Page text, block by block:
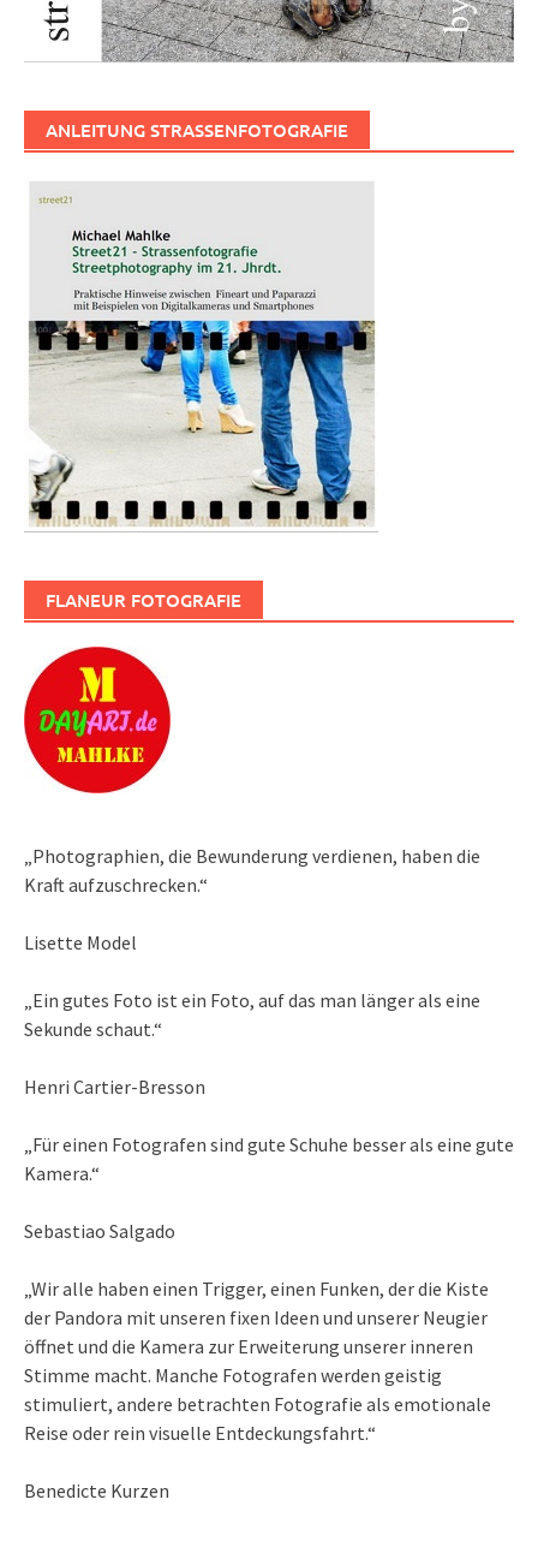
ANLEITUNG STRASSENFOTOGRAFIE
FLANEUR FOTOGRAFIE
„Photographien, die Bewunderung verdienen, haben die
Kraft aufzuschrecken.“
Lisette Model
„Ein gutes Foto ist ein Foto, auf das man länger als eine
Sekunde schaut.“
Henri Cartier-Bresson
„Für einen Fotografen sind gute Schuhe besser als eine gute
Kamera.“
Sebastiao Salgado
„Wir alle haben einen Trigger, einen Funken, der die Kiste
der Pandora mit unseren fixen Ideen und unserer Neugier
öffnet und die Kamera zur Erweiterung unserer inneren
Stimme macht. Manche Fotografen werden geistig
stimuliert, andere betrachten Fotografie als emotionale
Reise oder rein visuelle Entdeckungsfahrt.“
Benedicte Kurzen